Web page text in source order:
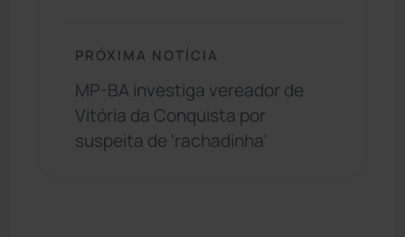
PRÓXIMA NOTÍCIA
MP-BA investiga vereador de
Vitória da Conquista por
suspeita de 'rachadinha'